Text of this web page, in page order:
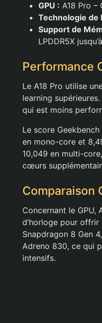
GPU : A18 Pro
Technologie de
Support de
LPDDR5X
Performance
Le A18 Pro utilise
learning
qui est moins
Le score
en mono-core et
10,049 en multi-
cœurs
Comparaison
Concernant le GPU,
d’horloge pour
Snapdragon 8 Gen
Adreno 830, ce qui
intensifs.